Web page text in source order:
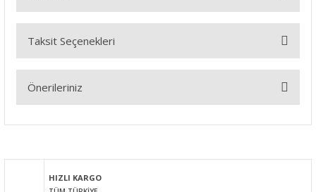
Bu ürüne ilk yorumu siz yapın!
Taksit Seçenekleri
Önerileriniz
Görüş ve önerileriniz için teşekkür ederiz.
HIZLI KARGO